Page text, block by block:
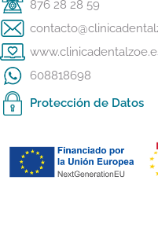
876 28 28 59
608818698
Protección de Datos